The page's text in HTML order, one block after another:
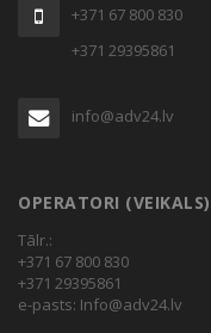
+371 67 800 830
+371 29395861
info@adv24.lv
OPERATORI (VEIKALS)
Tālr.:
+371 67 800 830
+371 29395861
e-pasts: Info@adv24.lv